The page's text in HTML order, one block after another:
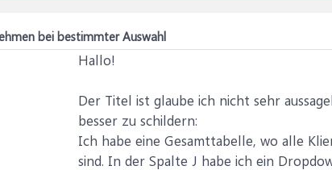
bei bestimmter Auswahl
Hallo!
Der Titel ist glaube ich nicht sehr
besser zu schildern:
Ich habe eine Gesamttabelle, wo alle
sind. In der Spalte J habe ich ein